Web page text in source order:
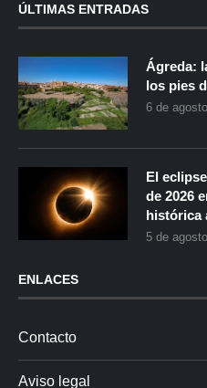
ÚLTIMAS ENTRADAS
Ágreda:
los pies
6 de
El
de 2026
histórica
5 de
ENLACES
Contacto
Aviso legal